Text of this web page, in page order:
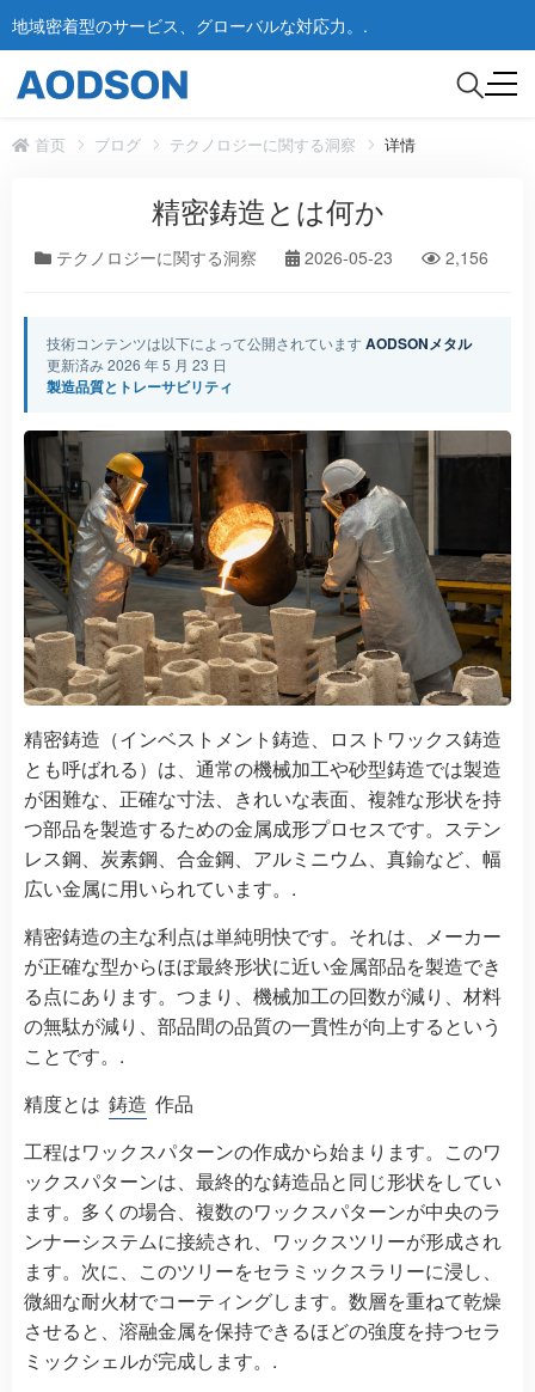
地域密着型のサービス、グローバルな対応力。.
首页 ブログ テクノロジーに関する洞察 详情
精密鋳造とは何か
テクノロジーに関する洞察 2026-05-23 2,156
技術コンテンツは以下によって公開されています AODSONメタル
更新済み 2026 年 5 月 23 日
製造品質とトレーサビリティ
精密鋳造（インベストメント鋳造、ロストワックス鋳造
とも呼ばれる）は、通常の機械加工や砂型鋳造では製造
が困難な、正確な寸法、きれいな表面、複雑な形状を持
つ部品を製造するための金属成形プロセスです。ステン
レス鋼、炭素鋼、合金鋼、アルミニウム、真鍮など、幅
広い金属に用いられています。.
精密鋳造の主な利点は単純明快です。それは、メーカー
が正確な型からほぼ最終形状に近い金属部品を製造でき
る点にあります。つまり、機械加工の回数が減り、材料
の無駄が減り、部品間の品質の一貫性が向上するという
ことです。.
精度とは 鋳造 作品
工程はワックスパターンの作成から始まります。このワ
ックスパターンは、最終的な鋳造品と同じ形状をしてい
ます。多くの場合、複数のワックスパターンが中央のラ
ンナーシステムに接続され、ワックスツリーが形成され
ます。次に、このツリーをセラミックスラリーに浸し、
微細な耐火材でコーティングします。数層を重ねて乾燥
させると、溶融金属を保持できるほどの強度を持つセラ
ミックシェルが完成します。.